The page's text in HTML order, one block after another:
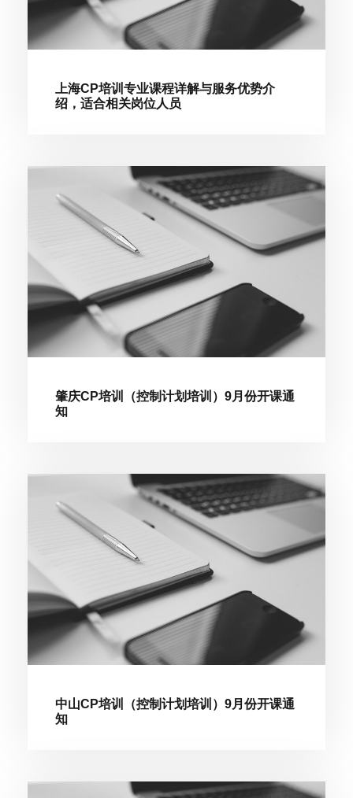
上海CP培训专业课程详解与服务优势介
绍，适合相关岗位人员
肇庆CP培训（控制计划培训）9月份开课通
知
中山CP培训（控制计划培训）9月份开课通
知